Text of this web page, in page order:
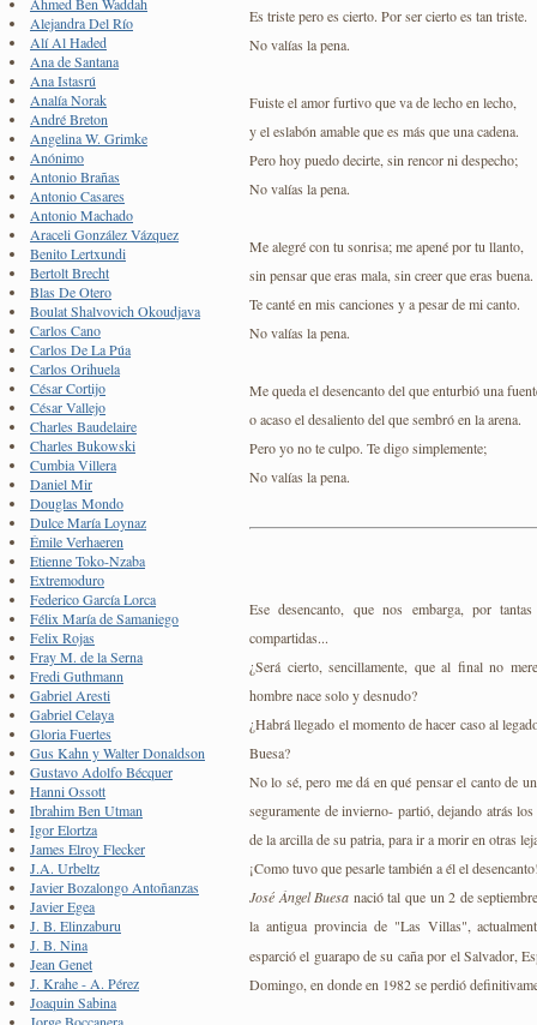
Ahmed Ben Waddah
Alejandra Del Río
Alí Al Haded
Ana de Santana
Ana Istasrú
Analía Norak
André Breton
Angelina W. Grimke
Anónimo
Antonio Brañas
Antonio Casares
Antonio Machado
Araceli González Vázquez
Benito Lertxundi
Bertolt Brecht
Blas De Otero
Boulat Shalvovich Okoudjava
Carlos Cano
Carlos De La Púa
Carlos Orihuela
César Cortijo
César Vallejo
Charles Baudelaire
Charles Bukowski
Cumbia Villera
Daniel Mir
Douglas Mondo
Dulce María Loynaz
Émile Verhaeren
Etienne Toko-Nzaba
Extremoduro
Federico García Lorca
Félix María de Samaniego
Felix Rojas
Fray M. de la Serna
Fredi Guthmann
Gabriel Aresti
Gabriel Celaya
Gloria Fuertes
Gus Kahn y Walter Donaldson
Gustavo Adolfo Bécquer
Hanni Ossott
Ibrahim Ben Utman
Igor Elortza
James Elroy Flecker
J.A. Urbeltz
Javier Bozalongo Antoñanzas
Javier Egea
J. B. Elinzaburu
J. B. Nina
Jean Genet
J. Krahe - A. Pérez
Joaquin Sabina
Es triste pero es cierto. Por ser cierto es tan triste.
No valías la pena.
Fuiste el amor furtivo que va de lecho en lecho,
y el eslabón amable que es más que una cadena.
Pero hoy puedo decirte, sin rencor ni despecho;
No valías la pena.
Me alegré con tu sonrisa; me apené por tu llanto,
sin pensar que eras mala, sin creer que eras buena.
Te canté en mis canciones y a pesar de mi canto.
No valías la pena.
Me queda el desencanto del que enturbió una
o acaso el desaliento del que sembró en la arena.
Pero yo no te culpo. Te digo simplemente;
No valías la pena.
Ese desencanto, que nos embarga, por
compartidas...
¿Será cierto, sencillamente, que al final no
hombre nace solo y desnudo?
¿Habrá llegado el momento de hacer caso al
Buesa?
No lo sé, pero me dá en qué pensar el canto de
seguramente de invierno- partió, dejando atrás
de la arcilla de su patria, para ir a morir en otras
¡Como tuvo que pesarle también a él el
José Ángel Buesa nació tal que un 2 de
la antigua provincia de "Las Villas",
esparció el guarapo de su caña por el Salvador,
Domingo, en donde en 1982 se perdió